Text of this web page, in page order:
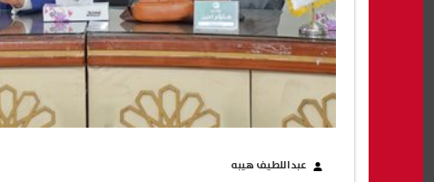
عبداللطيف هيبه